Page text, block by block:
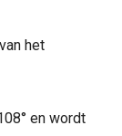
het
en wordt